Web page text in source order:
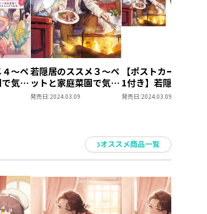
～ペ
気ま
。
若隠居のススメ３～ペ
ットと家庭菜園で気ま
まなのんびり生活。
発売日:2024.03.09
【ポストカードセッ
1付き】若隠居のスス
メ3～ペットと家庭菜
発売日:2024.03.09
オススメ商品一覧